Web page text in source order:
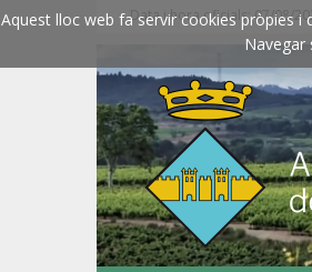
Aquest lloc web fa servir cookies pròpies
Navegar
Data i hora oficials: 07/08/